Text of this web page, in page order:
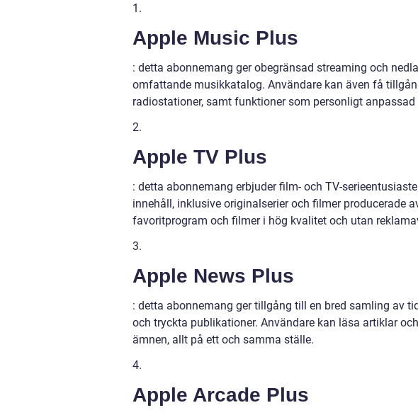
1.
Apple Music Plus
: detta abonnemang ger obegränsad streaming och
omfattande musikkatalog. Användare kan även få
radiostationer, samt funktioner som personligt
2.
Apple TV Plus
: detta abonnemang erbjuder film- och TV-
innehåll, inklusive originalserier och filmer producerade
favoritprogram och filmer i hög kvalitet och utan
3.
Apple News Plus
: detta abonnemang ger tillgång till en bred samling av
och tryckta publikationer. Användare kan läsa artiklar
ämnen, allt på ett och samma ställe.
4.
Apple Arcade Plus